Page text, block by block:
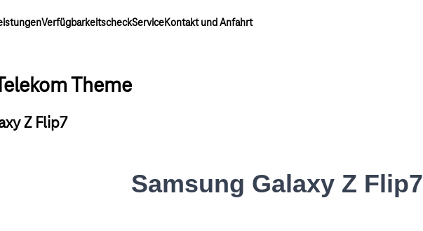
VerfügbarkeitscheckServiceKontakt und Anfahrt
Theme
Z Flip7
Samsung Galaxy Z Flip7